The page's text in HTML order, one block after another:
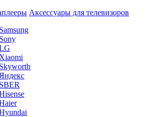
Аксессуары для телевизоров